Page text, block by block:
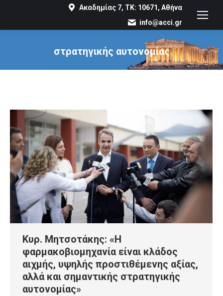
Ακαδημίας 7, ΤΚ: 10671, Αθήνα
info@acci.gr
στρατηγικής αυτονομίας
You are here:
Κυρ. Μητσοτάκης: «Η
φαρμακοβιομηχανία είναι κλάδος
αιχμής, υψηλής προστιθέμενης αξίας,
αλλά και σημαντικής στρατηγικής
αυτονομίας»